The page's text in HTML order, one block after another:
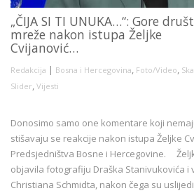
„ČIJA SI TI UNUKA…“: Gore
mreže nakon istupa Željke
Cvijanović…
Redakcija | Bosna i Hercegovina, Foto/Video,
Slider, Vijesti
Donosimo samo one komentare koji
stišavaju se reakcije nakon istupa Željke
Predsjedništva Bosne i Hercegovine.
objavila fotografiju Draška Stanivukovića i
Christiana Schmidta, nakon čega su